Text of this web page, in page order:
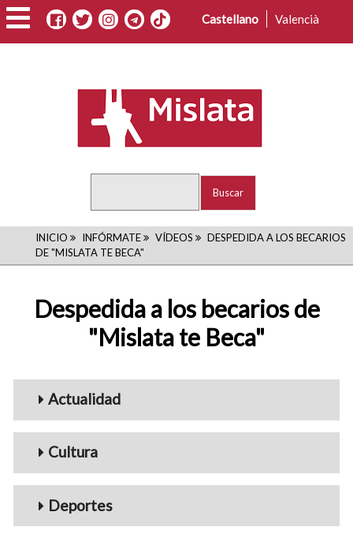
Pasar
al
contenido
Castellano Valencià
RUTA
DE
NAVEGACIÓN
INICIO INFÓRMATE VÍDEOS
DESPEDIDA A LOS BECARIOS
DE "MISLATA TE BECA"
Despedida a los becarios de
"Mislata te Beca"
Menu_Videos
Actualidad
Cultura
Deportes